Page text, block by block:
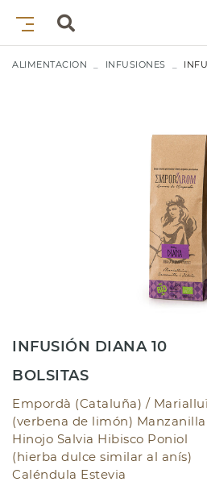
ALIMENTACION INFUSIONES
INFUSIÓN DIANA 10
BOLSITAS
Empordà (Cataluña) /
(verbena de limón) Manzanilla
Hinojo Salvia Hibisco Poniol
(hierba dulce similar al anís)
Caléndula Estevia